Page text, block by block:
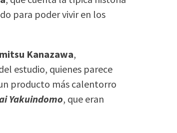
para poder vivir en los
Kanazawa,
estudio, quienes parece
producto más calentorro
Yakuindomo, que eran